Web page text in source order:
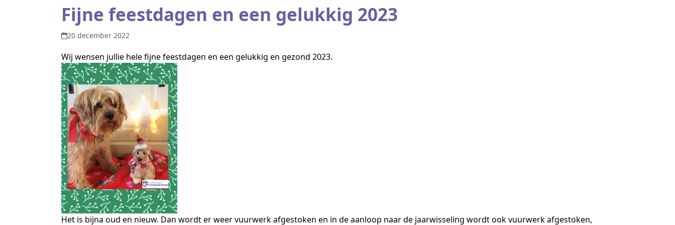
Fijne feestdagen en een gelukkig 2023
20 december 2022
Wij wensen jullie hele fijne feestdagen en een gelukkig en gezond 2023.
Het is bijna oud en nieuw. Dan wordt er weer vuurwerk afgestoken en in de aanloop naar de jaarwisseling wordt ook vuurwerk afgestoken,